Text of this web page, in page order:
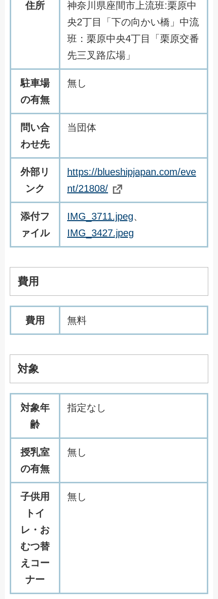
住所
神奈川県座間市上流班:栗原中
央2丁目「下の向かい橋」中流
班：栗原中央4丁目「栗原交番
先三叉路広場」
駐車場
の有無
無し
問い合
わせ先
当団体
外部リ
ンク
https://blueshipjapan.com/eve
nt/21808/
添付フ
ァイル
IMG_3711.jpeg、
IMG_3427.jpeg
費用
費用 無料
対象
対象年
齢
指定なし
授乳室
の有無
無し
子供用
トイ
レ・お
むつ替
えコー
ナー
無し